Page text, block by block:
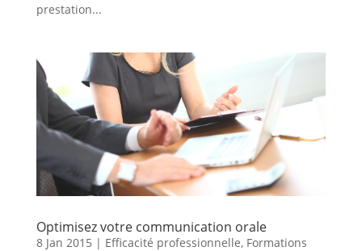
prestation...
Optimisez votre communication orale
8 Jan 2015 | Efficacité professionnelle, Formations